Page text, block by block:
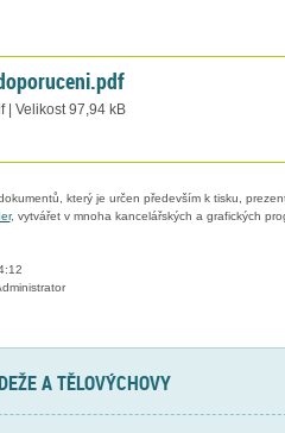
| Velikost 97,94 kB
který je určen především k tisku,
, vytvářet v mnoha kancelářských a grafických
A TĚLOVÝCHOVY